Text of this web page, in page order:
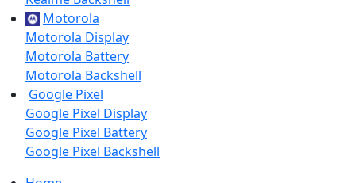
Motorola
Motorola Display
Motorola Battery
Motorola Backshell
Google Pixel
Google Pixel Display
Google Pixel Battery
Google Pixel Backshell